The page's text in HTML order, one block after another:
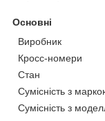
Основні
Виробник
Кросс-номери
Стан
Сумісність з
Сумісність з